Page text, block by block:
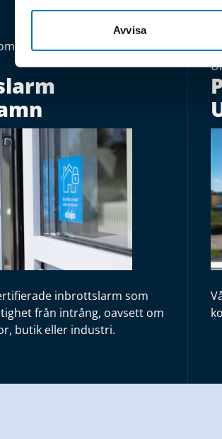
Avvisa
säkerhetssystem och larm i
inbrottslarm som
från intrång, oavsett om
butik eller industri.